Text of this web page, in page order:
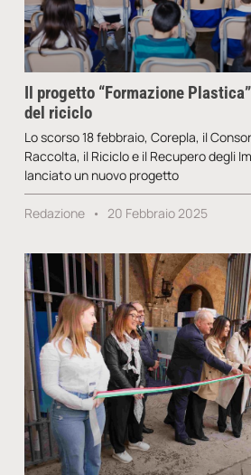
Il progetto “Formazione
del riciclo
Lo scorso 18 febbraio, Corepla, il
Raccolta, il Riciclo e il Recupero degli
lanciato un nuovo progetto
Redazione 20 Febbraio 2025